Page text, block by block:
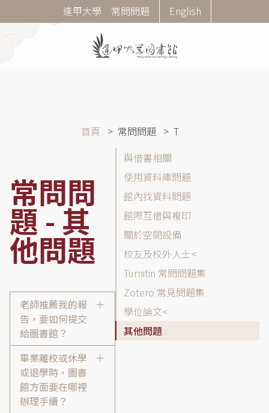
至
Corner
Menu
逢甲大學 常問問題 English
首頁 常問問題 T
常問問
題 - 其
他問題
老師推薦我的報
告，要如何提交
給圖書館？
畢業離校或休學
或退學時，圖書
館方面要在哪裡
辦理手續？
題
(FAQ)
分
類
列
表
與借書相關
使用資料庫問題
館內找資料問題
館際互借與複印
關於空間設備
校友及校外人士
Turnitin 常問問題集
Zotero 常見問題集
學位論文
其他問題